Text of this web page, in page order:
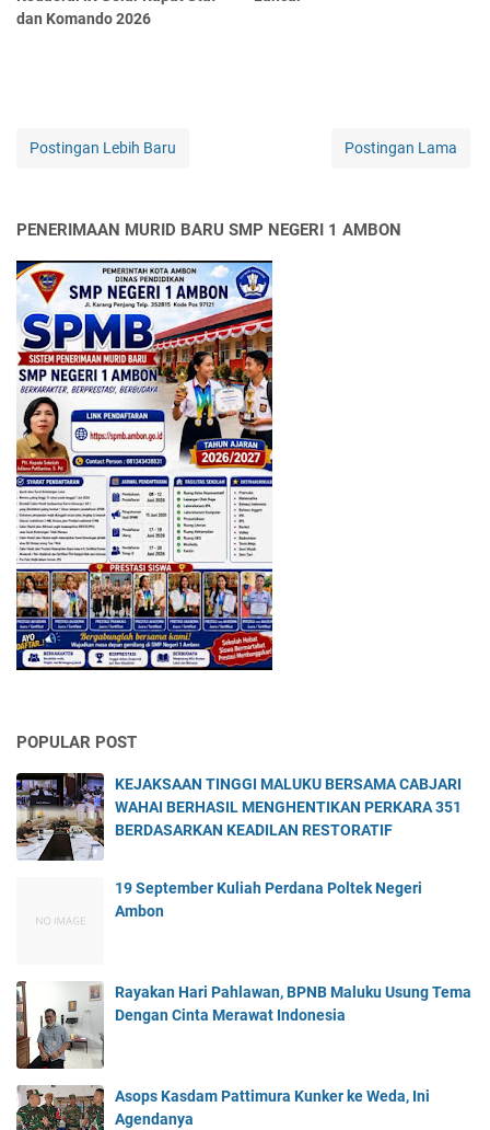
dan Komando 2026
Postingan Lebih Baru Postingan Lama
PENERIMAAN MURID BARU SMP NEGERI 1 AMBON
POPULAR POST
KEJAKSAAN TINGGI MALUKU BERSAMA CABJARI
WAHAI BERHASIL MENGHENTIKAN PERKARA 351
BERDASARKAN KEADILAN RESTORATIF
19 September Kuliah Perdana Poltek Negeri
Ambon
Rayakan Hari Pahlawan, BPNB Maluku Usung Tema
Dengan Cinta Merawat Indonesia
Asops Kasdam Pattimura Kunker ke Weda, Ini
Agendanya